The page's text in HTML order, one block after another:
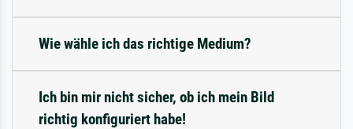
Wie wähle ich das richtige Medium?
Ich bin mir nicht sicher, ob ich mein Bild
richtig konfiguriert habe!